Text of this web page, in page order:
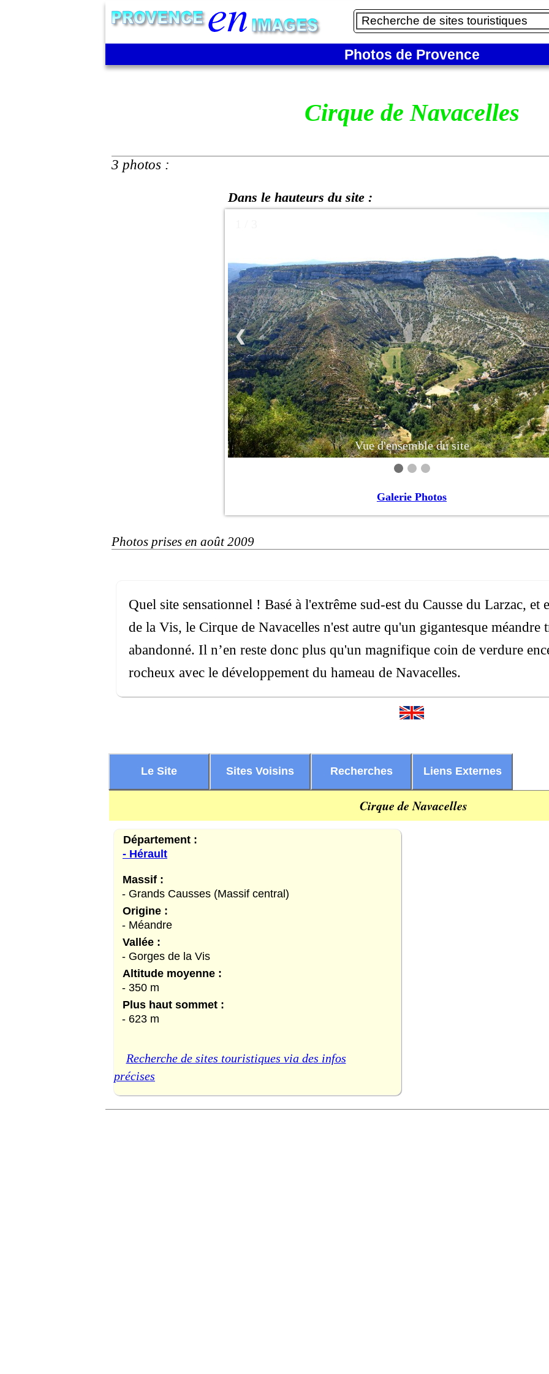
Photos de Provence
Cirque de Navacelles
3 photos :
Dans le hauteurs du site :
Vue d'ensemble du site
❮
Galerie Photos
Photos prises en août 2009
Quel site sensationnel ! Basé à l'extrême sud-est du Causse du Larzac, et
de la Vis, le Cirque de Navacelles n'est autre qu'un gigantesque méandre
abandonné. Il n’en reste donc plus qu'un magnifique coin de verdure
rocheux avec le développement du hameau de Navacelles.
Le Site Sites Voisins Recherches Liens Externes
Cirque de Navacelles
Département :
- Hérault
Massif :
- Grands Causses (Massif central)
Origine :
- Méandre
Vallée :
- Gorges de la Vis
Altitude moyenne :
- 350 m
Plus haut sommet :
- 623 m
Recherche de sites touristiques via des infos
précises